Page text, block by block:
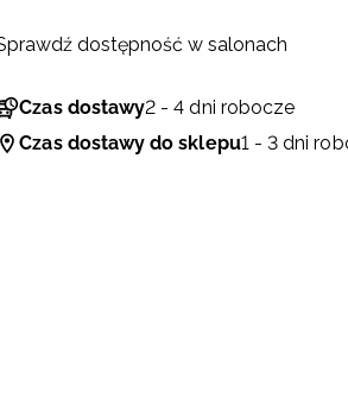
Czas dostawy2 - 4 dni robocze
Czas dostawy do sklepu1 - 3 dni
dostępność w salonach